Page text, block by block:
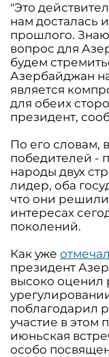
"Это
нам досталась
прошлого.
вопрос для
будем
Азербайджан
является
для обеих
президент,
По его словам,
победителей -
народы двух
лидер, оба
что они решили
интересах
поколений.
Как уже
президент
высоко оценил
поблагодарил
участие в этом
июньская
особо